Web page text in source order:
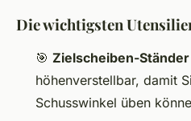
Die wichtigsten
🎯 Zielscheiben-Ständer
höhenverstellbar, damit
Schusswinkel üben